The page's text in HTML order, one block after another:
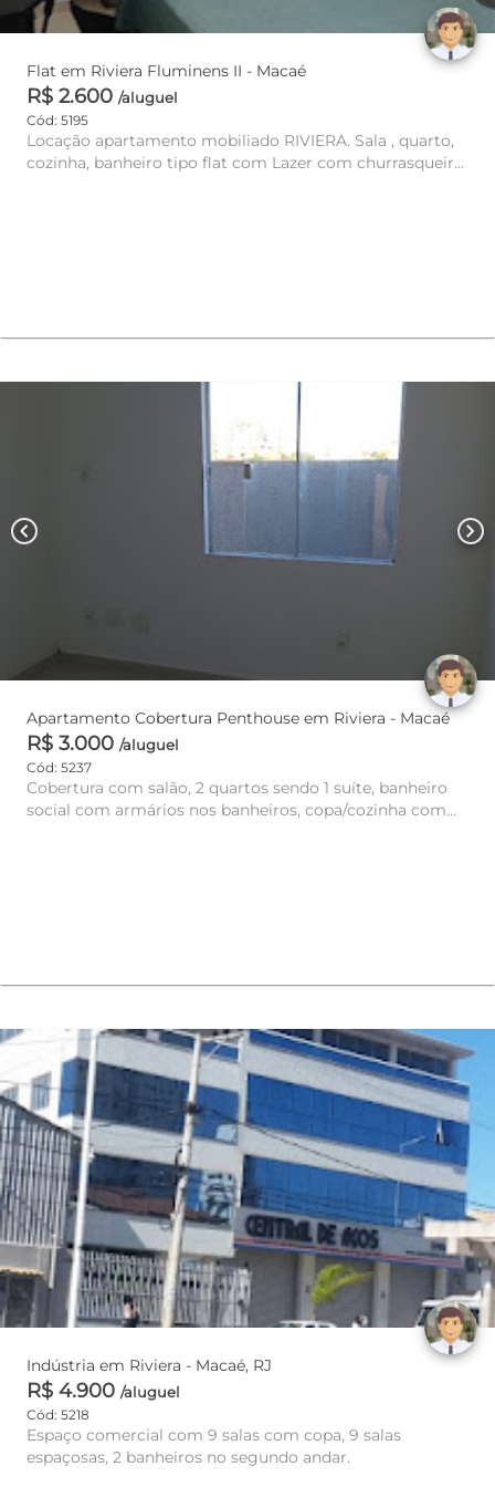
Flat em Riviera Fluminens II - Macaé
R$ 2.600 /aluguel
Cód: 5195
Locação apartamento mobiliado RIVIERA. Sala , quarto,
cozinha, banheiro tipo flat com Lazer com churrasqueira,
chevron_left chevron_right
Apartamento Cobertura Penthouse em Riviera - Macaé
R$ 3.000 /aluguel
Cód: 5237
Cobertura com salão, 2 quartos sendo 1 suíte, banheiro
social com armários nos banheiros, copa/cozinha com
Indústria em Riviera - Macaé, RJ
R$ 4.900 /aluguel
Cód: 5218
Espaço comercial com 9 salas com copa, 9 salas
espaçosas, 2 banheiros no segundo andar.